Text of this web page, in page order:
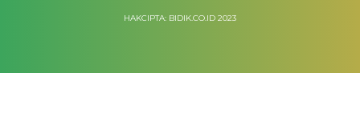
HAKCIPTA: BIDIK.CO.ID 2023